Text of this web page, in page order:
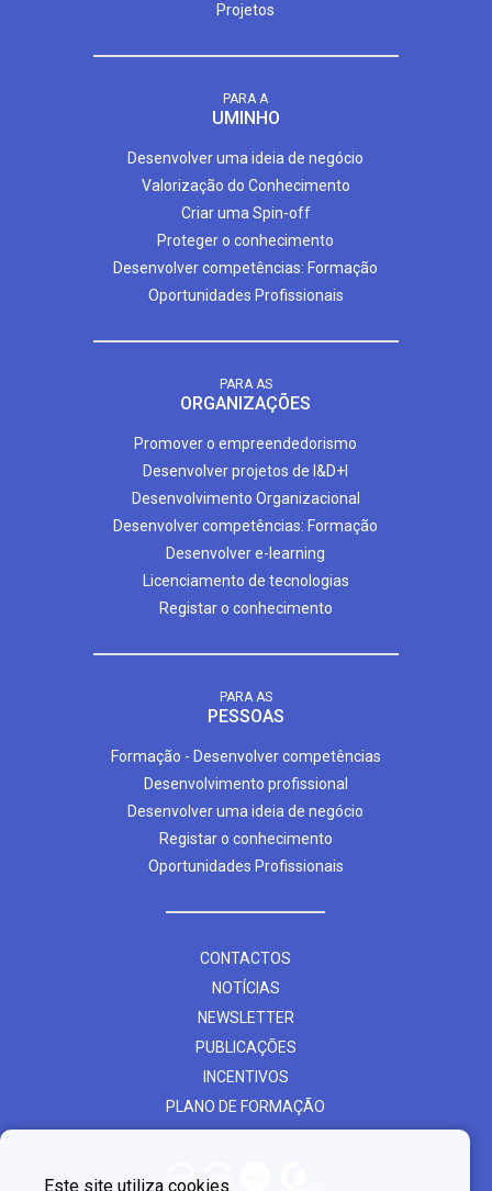
Projetos
PARA A
UMINHO
Desenvolver uma ideia de negócio
Valorização do Conhecimento
Criar uma Spin-off
Proteger o conhecimento
Desenvolver competências: Formação
Oportunidades Profissionais
PARA AS
ORGANIZAÇÕES
Promover o empreendedorismo
Desenvolver projetos de I&D+I
Desenvolvimento Organizacional
Desenvolver competências: Formação
Desenvolver e-learning
Licenciamento de tecnologias
Registar o conhecimento
PARA AS
PESSOAS
Formação - Desenvolver competências
Desenvolvimento profissional
Desenvolver uma ideia de negócio
Registar o conhecimento
Oportunidades Profissionais
CONTACTOS
NOTÍCIAS
NEWSLETTER
PUBLICAÇÕES
INCENTIVOS
PLANO DE FORMAÇÃO
Este site utiliza cookies